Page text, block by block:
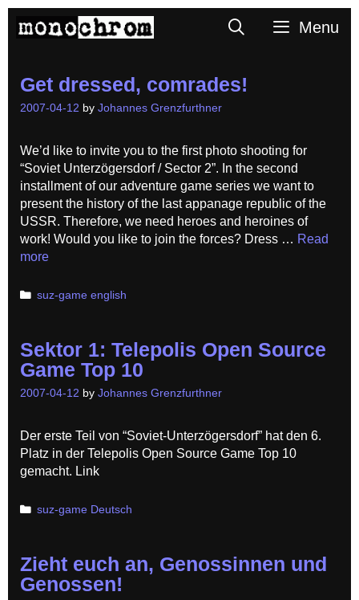
SearchMenu
Get dressed, comrades!
2007-04-12 by Johannes Grenzfurthner
We’d like to invite you to the first photo shooting for
“Soviet Unterzögersdorf / Sector 2”. In the second
installment of our adventure game series we want to
present the history of the last appanage republic of the
USSR. Therefore, we need heroes and heroines of
work! Would you like to join the forces? Dress … Read
more
Categories
suz-game english
Sektor 1: Telepolis Open Source
Game Top 10
2007-04-12 by Johannes Grenzfurthner
Der erste Teil von “Soviet-Unterzögersdorf” hat den 6.
Platz in der Telepolis Open Source Game Top 10
gemacht. Link
Categories
suz-game Deutsch
Zieht euch an, Genossinnen und
Genossen!